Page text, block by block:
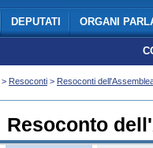
DEPUTATI ORGANI
> Resoconti > Resoconti
Resoconto